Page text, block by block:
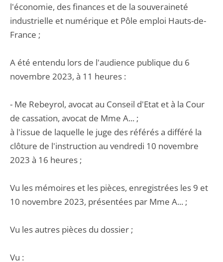
l'économie, des finances et de la souveraineté
industrielle et numérique et Pôle emploi Hauts-de-
France ;
A été entendu lors de l'audience publique du 6
novembre 2023, à 11 heures :
- Me Rebeyrol, avocat au Conseil d'Etat et à la Cour
de cassation, avocat de Mme A... ;
à l'issue de laquelle le juge des référés a différé la
clôture de l'instruction au vendredi 10 novembre
2023 à 16 heures ;
Vu les mémoires et les pièces, enregistrées les 9 et
10 novembre 2023, présentées par Mme A... ;
Vu les autres pièces du dossier ;
Vu :